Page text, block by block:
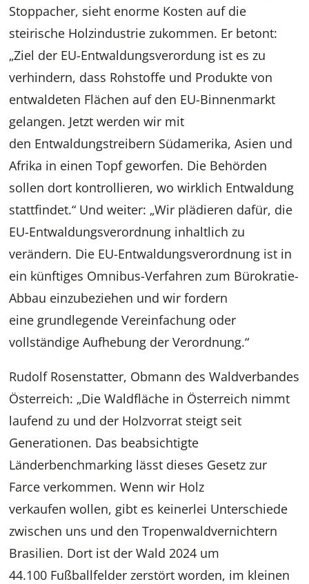
Stoppacher, sieht enorme Kosten auf die
steirische Holzindustrie zukommen. Er betont:
„Ziel der EU-Entwaldungsverordung ist es zu
verhindern, dass Rohstoffe und Produkte von
entwaldeten Flächen auf den EU-Binnenmarkt
gelangen. Jetzt werden wir mit
den Entwaldungstreibern Südamerika, Asien und
Afrika in einen Topf geworfen. Die Behörden
sollen dort kontrollieren, wo wirklich Entwaldung
stattfindet.“ Und weiter: „Wir plädieren dafür, die
EU-Entwaldungsverordnung inhaltlich zu
verändern. Die EU-Entwaldungsverordnung ist in
ein künftiges Omnibus-Verfahren zum Bürokratie-
Abbau einzubeziehen und wir fordern
eine grundlegende Vereinfachung oder
vollständige Aufhebung der Verordnung.“
Rudolf Rosenstatter, Obmann des Waldverbandes
Österreich: „Die Waldfläche in Österreich nimmt
laufend zu und der Holzvorrat steigt seit
Generationen. Das beabsichtigte
Länderbenchmarking lässt dieses Gesetz zur
Farce verkommen. Wenn wir Holz
verkaufen wollen, gibt es keinerlei Unterschiede
zwischen uns und den Tropenwaldvernichtern
Brasilien. Dort ist der Wald 2024 um
44.100 Fußballfelder zerstört worden, im kleinen